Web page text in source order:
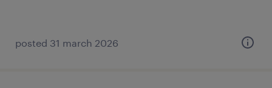
posted 31 march 2026